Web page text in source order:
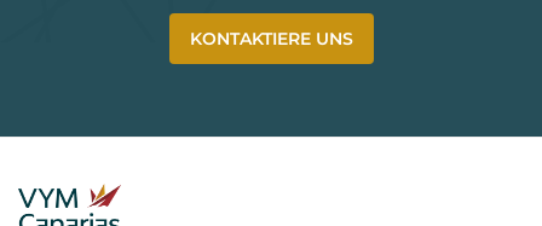
KONTAKTIERE UNS